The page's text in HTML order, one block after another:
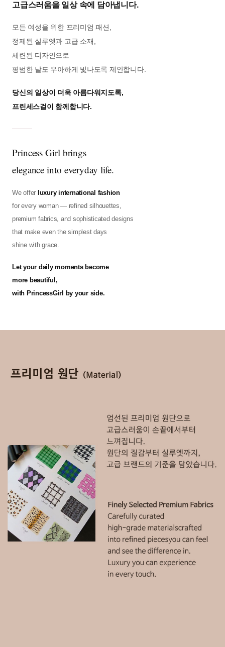
고급스러움을 일상 속에 담아냅니다.
모든 여성을 위한 프리미엄 패션,
정제된 실루엣과 고급 소재,
세련된 디자인으로
평범한 날도 우아하게 빛나도록 제안합니다.
당신의 일상이 더욱 아름다워지도록,
프린세스걸이 함께합니다.
Princess Girl brings
elegance into everyday life.
We offer luxury international fashion
for every woman — refined silhouettes,
premium fabrics, and sophisticated designs
that make even the simplest days
shine with grace.
Let your daily moments become
more beautiful,
with PrincessGirl by your side.